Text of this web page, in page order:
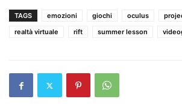
TAGS emozioni giochi oculus
realtà virtuale
rift summer lesson